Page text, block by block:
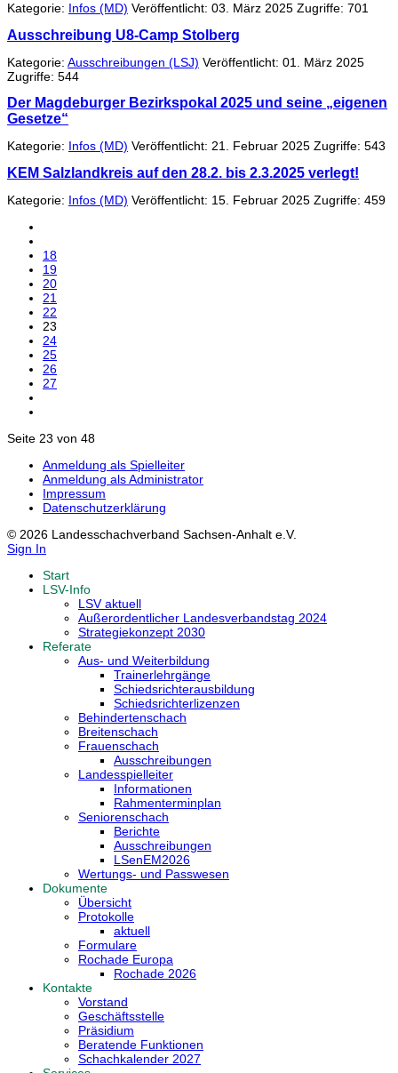
Kategorie: Infos (MD) Veröffentlicht: 03. März 2025 Zugriffe: 701
Ausschreibung U8-Camp Stolberg
Kategorie: Ausschreibungen (LSJ) Veröffentlicht: 01. März 2025
Zugriffe: 544
Der Magdeburger Bezirkspokal 2025 und seine „eigenen
Gesetze“
Kategorie: Infos (MD) Veröffentlicht: 21. Februar 2025 Zugriffe: 543
KEM Salzlandkreis auf den 28.2. bis 2.3.2025 verlegt!
Kategorie: Infos (MD) Veröffentlicht: 15. Februar 2025 Zugriffe: 459
18
19
20
21
22
23
24
25
26
27
Seite 23 von 48
Anmeldung als Spielleiter
Anmeldung als Administrator
Impressum
Datenschutzerklärung
© 2026 Landesschachverband Sachsen-Anhalt e.V.
Sign In
Start
LSV-Info
LSV aktuell
Außerordentlicher Landesverbandstag 2024
Strategiekonzept 2030
Referate
Aus- und Weiterbildung
Trainerlehrgänge
Schiedsrichterausbildung
Schiedsrichterlizenzen
Behindertenschach
Breitenschach
Frauenschach
Ausschreibungen
Landesspielleiter
Informationen
Rahmenterminplan
Seniorenschach
Berichte
Ausschreibungen
LSenEM2026
Wertungs- und Passwesen
Dokumente
Übersicht
Protokolle
aktuell
Formulare
Rochade Europa
Rochade 2026
Kontakte
Vorstand
Geschäftsstelle
Präsidium
Beratende Funktionen
Schachkalender 2027